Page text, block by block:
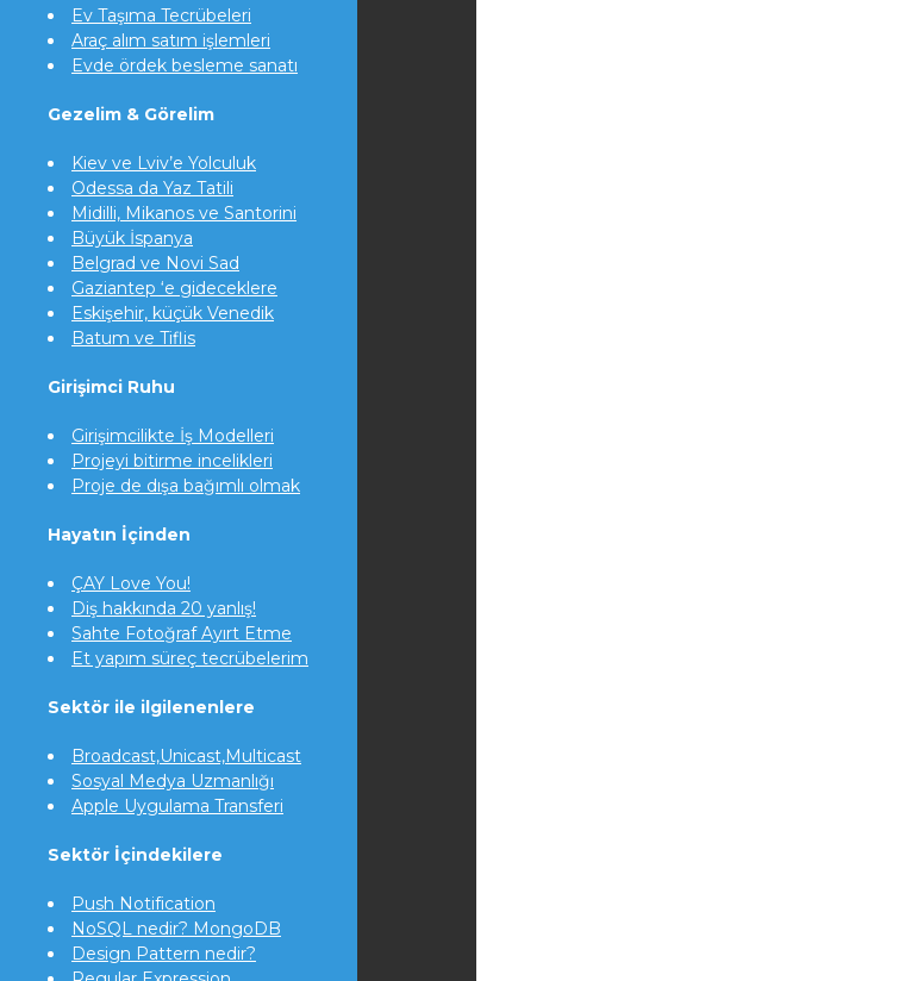
Ev Taşıma Tecrübeleri
Araç alım satım işlemleri
Evde ördek besleme sanatı
Gezelim & Görelim
Kiev ve Lviv’e Yolculuk
Odessa da Yaz Tatili
Midilli, Mikanos ve Santorini
Büyük İspanya
Belgrad ve Novi Sad
Gaziantep ‘e gideceklere
Eskişehir, küçük Venedik
Batum ve Tiflis
Girişimci Ruhu
Girişimcilikte İş Modelleri
Projeyi bitirme incelikleri
Proje de dışa bağımlı olmak
Hayatın İçinden
ÇAY Love You!
Diş hakkında 20 yanlış!
Sahte Fotoğraf Ayırt Etme
Et yapım süreç tecrübelerim
Sektör ile ilgilenenlere
Broadcast,Unicast,Multicast
Sosyal Medya Uzmanlığı
Apple Uygulama Transferi
Sektör İçindekilere
Push Notification
NoSQL nedir? MongoDB
Design Pattern nedir?